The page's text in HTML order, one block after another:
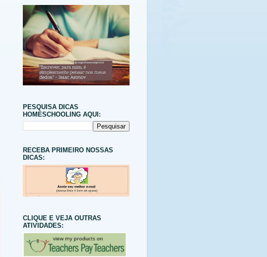
PESQUISA DICAS
HOMESCHOOLING AQUI:
RECEBA PRIMEIRO NOSSAS
DICAS:
CLIQUE E VEJA OUTRAS
ATIVIDADES: